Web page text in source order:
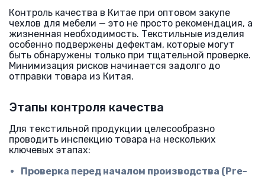
Контроль качества в Китае при оптовом закупе
чехлов для мебели — это не просто рекомендация, а
жизненная необходимость. Текстильные изделия
особенно подвержены дефектам, которые могут
быть обнаружены только при тщательной проверке.
Минимизация рисков начинается задолго до
отправки товара из Китая.
Этапы контроля качества
Для текстильной продукции целесообразно
проводить инспекцию товара на нескольких
ключевых этапах:
Проверка перед началом производства (Pre-